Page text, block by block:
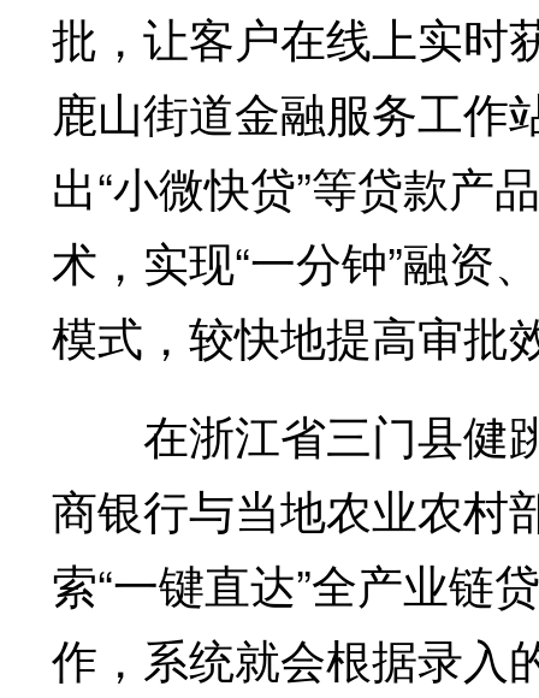
批，让客户在线上实时
鹿山街道金融服务工作
出“小微快贷”等贷款产
术，实现“一分钟”融资
模式，较快地提高审批
在浙江省三门县健
商银行与当地农业农村
索“一键直达”全产业链
作，系统就会根据录入